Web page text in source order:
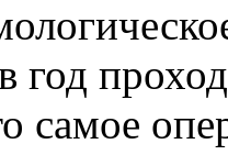
год
самое